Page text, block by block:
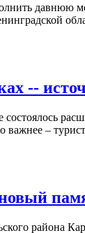
давнюю
--
важнее –
района